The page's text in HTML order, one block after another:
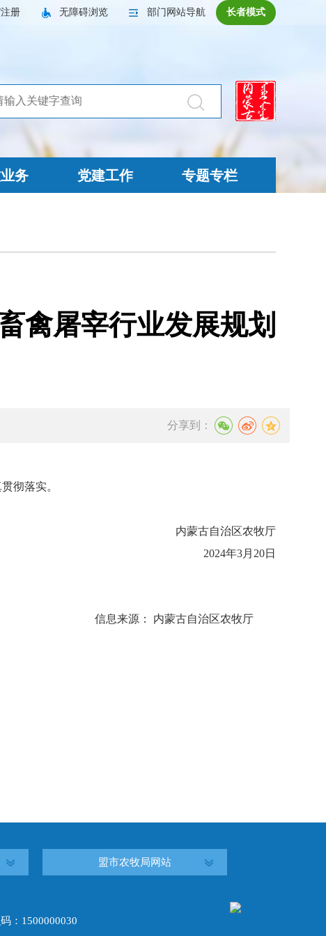
长者模式
部门网站导航
无障碍浏览
册
务 党建工作 专题专栏
禽屠宰行业发展规划
分享到：
彻落实。
治区农牧厅
2024年3月20日
信息来源： 内蒙古自治区农牧厅
盟市农牧局网站
：1500000030